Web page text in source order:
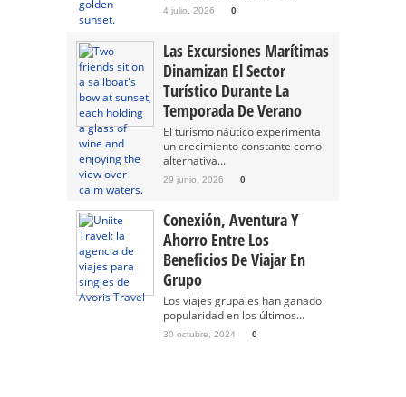
4 julio, 2026 0
Las Excursiones Marítimas
Dinamizan El Sector
Turístico Durante La
Temporada De Verano
El turismo náutico experimenta
un crecimiento constante como
alternativa...
29 junio, 2026 0
Conexión, Aventura Y
Ahorro Entre Los
Beneficios De Viajar En
Grupo
Los viajes grupales han ganado
popularidad en los últimos...
30 octubre, 2024 0